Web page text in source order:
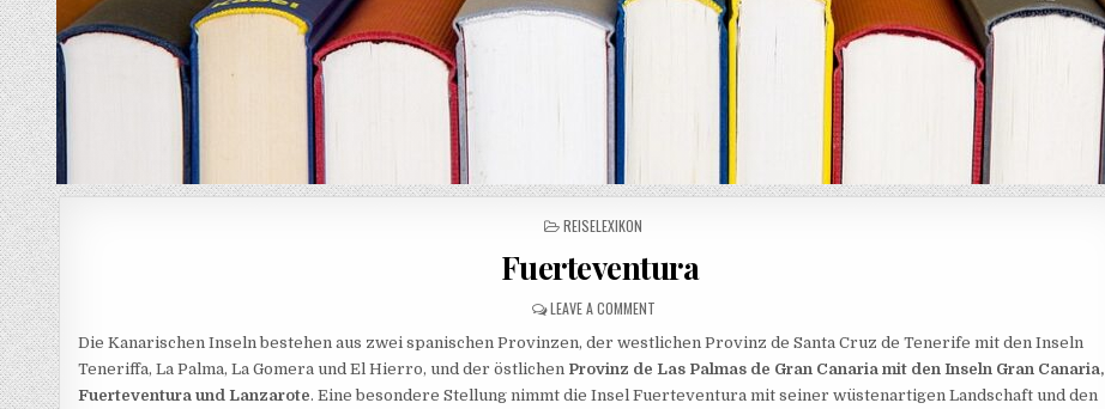
POSTED IN
REISELEXIKON
Fuerteventura
LEAVE A COMMENTON FUERTEVENTURA
Die Kanarischen Inseln bestehen aus zwei spanischen Provinzen, der westlichen Provinz de Santa Cruz de Tenerife mit den Inseln
Teneriffa, La Palma, La Gomera und El Hierro, und der östlichen Provinz de Las Palmas de Gran Canaria mit den Inseln Gran Canaria,
Fuerteventura und Lanzarote. Eine besondere Stellung nimmt die Insel Fuerteventura mit seiner wüstenartigen Landschaft und den